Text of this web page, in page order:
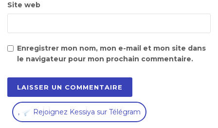
Site web
Enregistrer mon nom, mon e-mail et mon site dans
le navigateur pour mon prochain commentaire.
, Rejoignez Kessiya sur Télégram